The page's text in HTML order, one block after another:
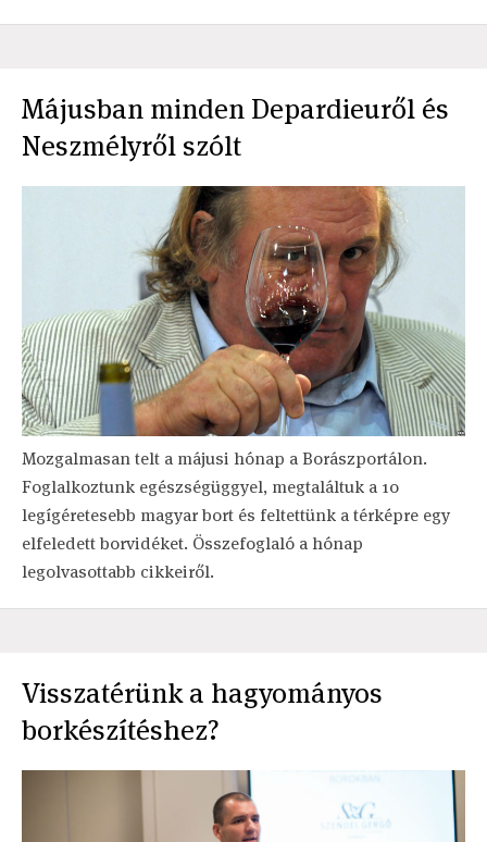
Májusban minden Depardieuről és
Neszmélyről szólt
Mozgalmasan telt a májusi hónap a Borászportálon.
Foglalkoztunk egészségüggyel, megtaláltuk a 10
legígéretesebb magyar bort és feltettünk a térképre egy
elfeledett borvidéket. Összefoglaló a hónap
legolvasottabb cikkeiről.
Visszatérünk a hagyományos
borkészítéshez?